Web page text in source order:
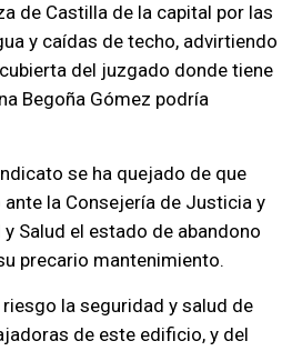
de Castilla de la capital por las
y caídas de techo, advirtiendo
del juzgado donde tiene
Begoña Gómez podría
se ha quejado de que
la Consejería de Justicia y
Salud el estado de abandono
precario mantenimiento.
la seguridad y salud de
de este edificio, y del